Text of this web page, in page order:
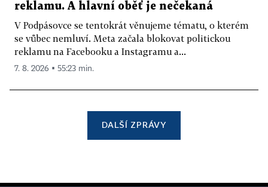
reklamu. A hlavní oběť je nečekaná
V Podpásovce se tentokrát věnujeme tématu, o kterém
se vůbec nemluví. Meta začala blokovat politickou
reklamu na Facebooku a Instagramu a...
7. 8. 2026 ▪ 55:23 min.
DALŠÍ ZPRÁVY